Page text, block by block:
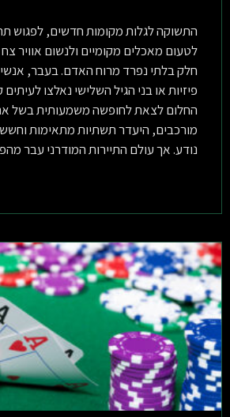
התשוקה לגלות מקומות חדשים, לפגוש
לטעום מאכלים מקומיים ולנשום אוויר
חלק בלתי נפרד מרוח האדם. בעבר,
פיזיות או בני הגיל השלישי נאלצו
החלום לצאת לחופשה משמעותית בשל
מורכבים, היעדר תשתיות מתאימות
נודע. אך עולם התיירות המודרני עבר